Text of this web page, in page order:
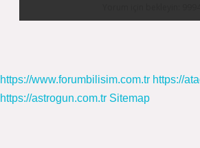
https://www.forumbilisim.com.tr https://
https://astrogun.com.tr Sitemap